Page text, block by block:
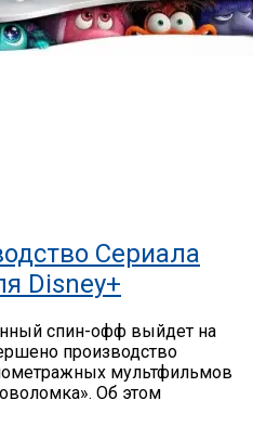
Сериала
Disney+
спин-офф выйдет на
производство
мультфильмов
Об этом